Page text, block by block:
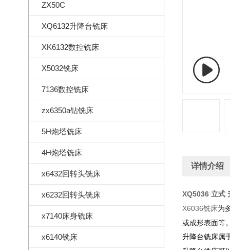
ZX50C
XQ6132升降台铣床
XK6132数控铣床
X5032铣床
7136数控铣床
zx6350a钻铣床
5H炮塔铣床
4H炮塔铣床
x6432回转头铣床
x6232回转头铣床
x7140床身铣床
x6140铣床
详情介绍
XQ5036 立式
X6036铣床为
或成形表面等
升降台铣床属